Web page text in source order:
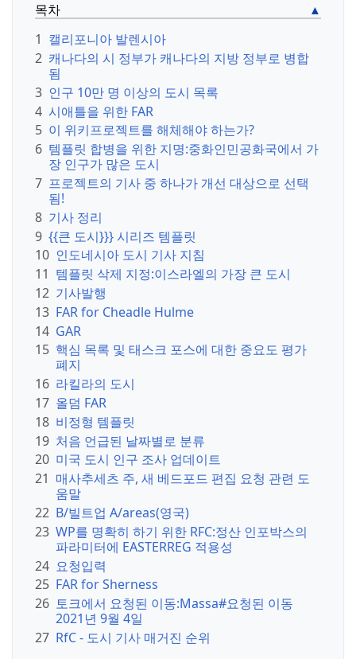
이 페이지는
키프로젝트 시
티의 범위 내에
있으며, 위키피
디아 상의도시 ,
마을및 기타 여
러정착촌의 커
버리지 개선을
위한 공동 노력
이다.참여하려
면 프로젝트 페
이지를 방문하
여토론에 참여
하고 열려 있는
태스크 목록을
확인하십시오.
프로젝트
페
프
로
젝
의
품
질
도
에
대
한
목차
1 캘리포니아 발렌시아
2 캐나다의 시 정부가 캐나다의 지방 정부로 병합
됨
3 인구 10만 명 이상의 도시 목록
4 시애틀을 위한 FAR
5 이 위키프로젝트를 해체해야 하는가?
6 템플릿 합병을 위한 지명:중화인민공화국에서 가
장 인구가 많은 도시
7 프로젝트의 기사 중 하나가 개선 대상으로 선택
됨!
8 기사 정리
9 {{큰 도시}}} 시리즈 템플릿
10 인도네시아 도시 기사 지침
11 템플릿 삭제 지정:이스라엘의 가장 큰 도시
12 기사발행
13 FAR for Cheadle Hulme
14 GAR
15 핵심 목록 및 태스크 포스에 대한 중요도 평가
폐지
16 라킬라의 도시
17 올덤 FAR
18 비정형 템플릿
19 처음 언급된 날짜별로 분류
20 미국 도시 인구 조사 업데이트
21 매사추세츠 주, 새 베드포드 편집 요청 관련 도
움말
22 B/빌트업 A/areas(영국)
23 WP를 명확히 하기 위한 RFC:정산 인포박스의
파라미터에 EASTERREG 적용성
24 요청입력
25 FAR for Sherness
26 토크에서 요청된 이동:Massa#요청된 이동
2021년 9월 4일
27 RfC - 도시 기사 매거진 순위